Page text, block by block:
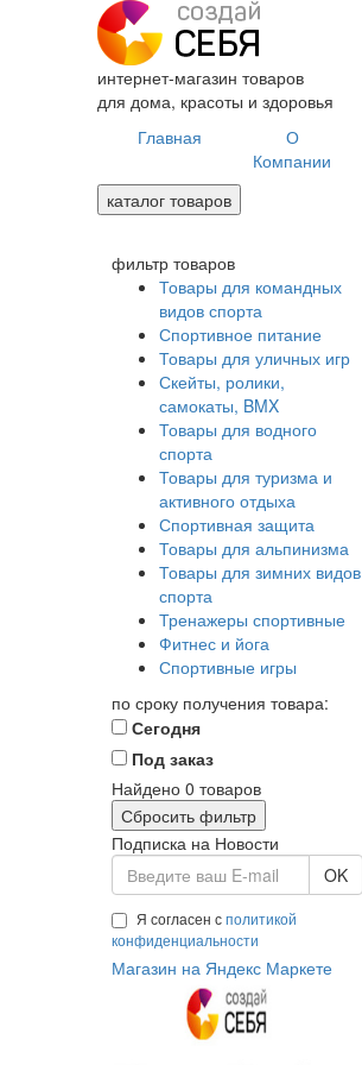
интернет-магазин товаров
для дома, красоты и здоровья
Главная
О
Компании
каталог товаров
фильтр товаров
Товары для командных
видов спорта
Спортивное питание
Товары для уличных игр
Скейты, ролики,
самокаты, BMX
Товары для водного
спорта
Товары для туризма и
активного отдыха
Спортивная защита
Товары для альпинизма
Товары для зимних видов
спорта
Тренажеры спортивные
Фитнес и йога
Спортивные игры
по сроку получения товара:
Сегодня
Под заказ
Найдено 0 товаров
Сбросить фильтр
Подписка на Новости
OK
Я согласен сполитикой
конфиденциальности
Магазин на Яндекс Маркете